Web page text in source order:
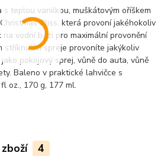
s teplou vanilkou, muškátovým oříškem
Bliss, která provoní jakéhokoliv
vodní bázi pro maximální provonění
stříknutím spreje provoníte jakýkoliv
pokojový sprej, vůně do auta, vůně
Baleno v praktické lahvičce s
oz., 170 g, 177 ml.
4